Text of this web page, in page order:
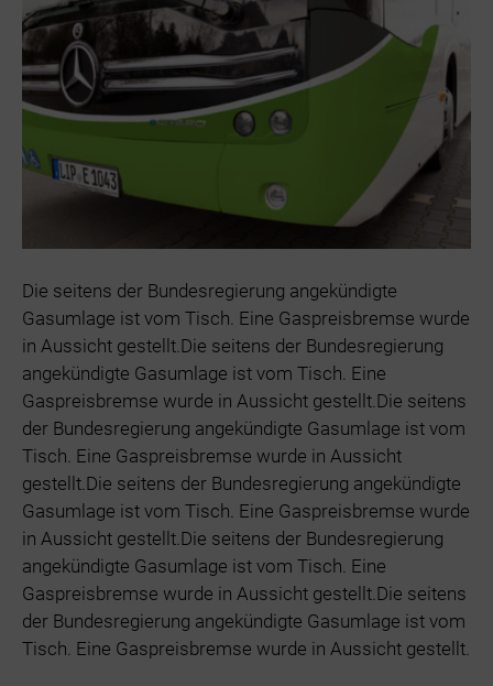
Die seitens der Bundesregierung angekündigte
Gasumlage ist vom Tisch. Eine Gaspreisbremse wurde
in Aussicht gestellt.Die seitens der Bundesregierung
angekündigte Gasumlage ist vom Tisch. Eine
Gaspreisbremse wurde in Aussicht gestellt.Die seitens
der Bundesregierung angekündigte Gasumlage ist vom
Tisch. Eine Gaspreisbremse wurde in Aussicht
gestellt.Die seitens der Bundesregierung angekündigte
Gasumlage ist vom Tisch. Eine Gaspreisbremse wurde
in Aussicht gestellt.Die seitens der Bundesregierung
angekündigte Gasumlage ist vom Tisch. Eine
Gaspreisbremse wurde in Aussicht gestellt.Die seitens
der Bundesregierung angekündigte Gasumlage ist vom
Tisch. Eine Gaspreisbremse wurde in Aussicht gestellt.